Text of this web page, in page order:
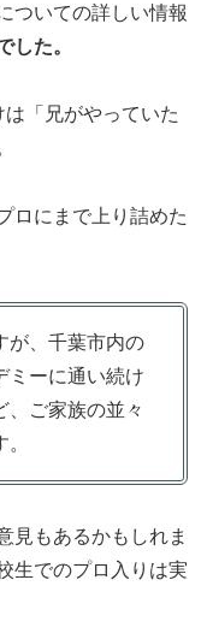
ついての詳しい情報
した。
「兄がやっていた
ロにまで上り詰めた
が、千葉市内の
ミーに通い続け
、ご家族の並々
見もあるかもしれま
生でのプロ入りは実